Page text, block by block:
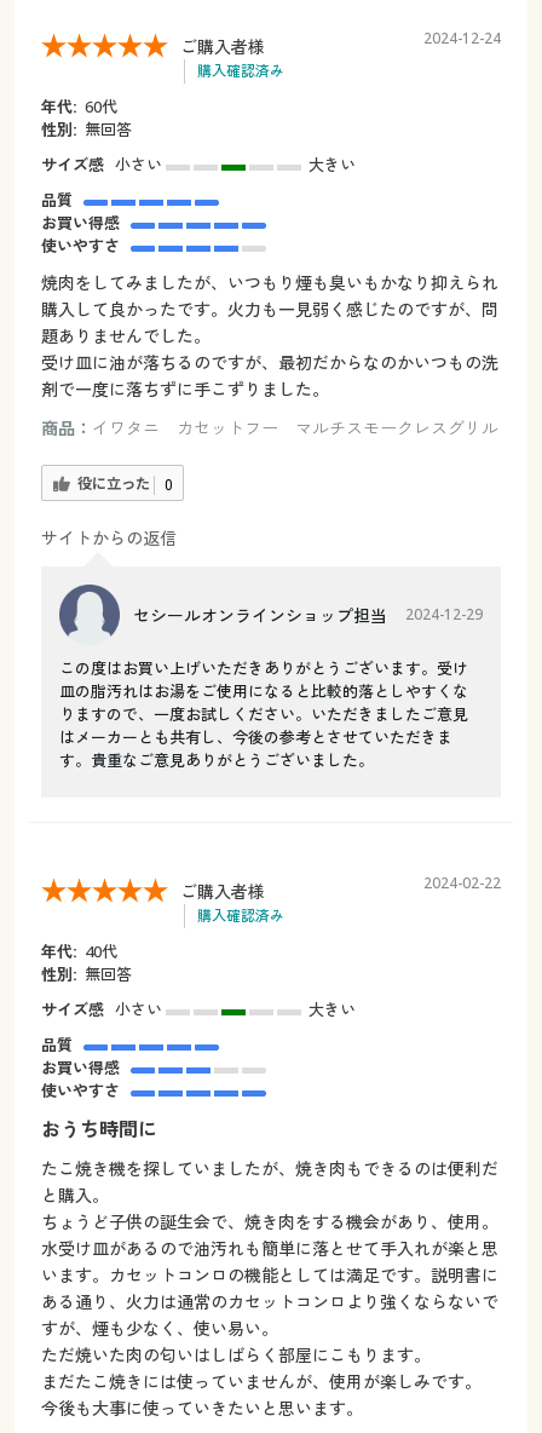
ご購入者様
購入確認済み
2024-12-24
年代: 60代
性別: 無回答
サイズ感 小さい
大きい
品質
お買い得感
使いやすさ
焼肉をしてみましたが、いつもり煙も臭いもかなり抑えられ
購入して良かったです。火力も一見弱く感じたのですが、問
題ありませんでした。
受け皿に油が落ちるのですが、最初だからなのかいつもの洗
剤で一度に落ちずに手こずりました。
商品： イワタニ カセットフー マルチスモークレスグリル
役に立った 0
サイトからの返信
セシールオンラインショップ担当 2024-12-29
この度はお買い上げいただきありがとうございます。受け
皿の脂汚れはお湯をご使用になると比較的落としやすくな
りますので、一度お試しください。いただきましたご意見
はメーカーとも共有し、今後の参考とさせていただきま
す。貴重なご意見ありがとうございました。
ご購入者様
購入確認済み
2024-02-22
年代: 40代
性別: 無回答
サイズ感 小さい
大きい
品質
お買い得感
使いやすさ
おうち時間に
たこ焼き機を探していましたが、焼き肉もできるのは便利だ
と購入。
ちょうど子供の誕生会で、焼き肉をする機会があり、使用。
水受け皿があるので油汚れも簡単に落とせて手入れが楽と思
います。カセットコンロの機能としては満足です。説明書に
ある通り、火力は通常のカセットコンロより強くならないで
すが、煙も少なく、使い易い。
ただ焼いた肉の匂いはしばらく部屋にこもります。
まだたこ焼きには使っていませんが、使用が楽しみです。
今後も大事に使っていきたいと思います。